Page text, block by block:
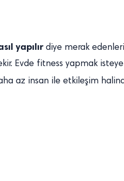
yapılırdiye merak
Evde fitness yapmak
az insan ile etkileşim